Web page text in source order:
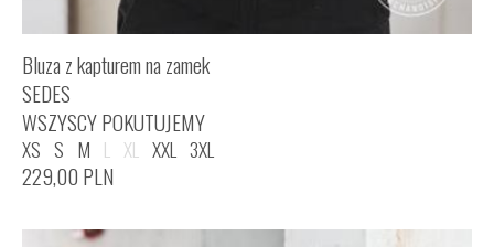
Bluza z kapturem na zamek
SEDES
WSZYSCY POKUTUJEMY
XS S M L XL XXL 3XL
229,00 PLN